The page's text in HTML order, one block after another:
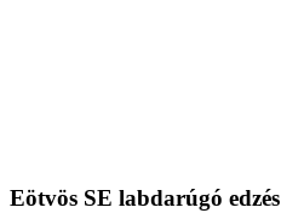
Eötvös SE labdarúgó edzés